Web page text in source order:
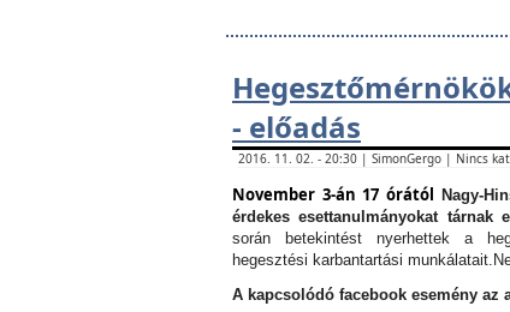
- előadás
2016. 11. 02. - 20:30 | SimonGergo | Nincs
November 3-án 17 órától Nagy-
érdekes esettanulmányokat
során betekintést nyerhettek a
hegesztési karbantartási munkálatait.
A kapcsolódó facebook esemény az